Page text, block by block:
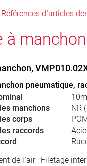
Références d’articles
à
pneumatique,
manchons
NR
corps
raccords
de l’air : Filetage